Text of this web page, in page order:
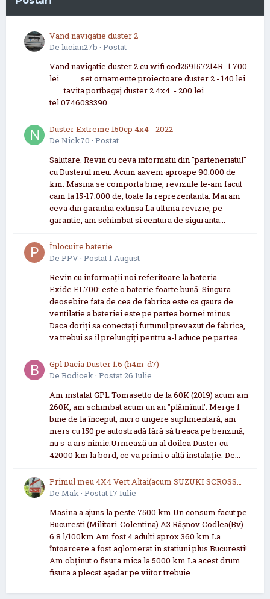
Vand navigatie duster 2
De lucian27b · Postat
Vand navigatie duster 2 cu wifi cod259157214R -1.700
lei set ornamente proiectoare duster 2 - 140 lei
tavita portbagaj duster 2 4x4 - 200 lei
tel.0746033390
Duster Extreme 150cp 4x4 - 2022
De Nick70 · Postat
Salutare. Revin cu ceva informatii din "parteneriatul"
cu Dusterul meu. Acum aavem aproape 90.000 de
km. Masina se comporta bine, reviziile le-am facut
cam la 15-17.000 de, toate la reprezentanta. Mai am
ceva din garantia extinsa La ultima revizie, pe
garantie, am schimbat si centura de siguranta...
Înlocuire baterie
De PPV · Postat1 August
Revin cu informații noi referitoare la bateria
Exide EL700: este o baterie foarte bună. Singura
deosebire fata de cea de fabrica este ca gaura de
ventilatie a bateriei este pe partea bornei minus.
Daca doriți sa conectați furtunul prevazut de fabrica,
va trebui sa il prelungiți pentru a-l aduce pe partea...
Gpl Dacia Duster 1.6 (h4m-d7)
De Bodicek· Postat26 Iulie
Am instalat GPL Tomasetto de la 60K (2019) acum am
260K, am schimbat acum un an "plămînul'. Merge f
bine de la început, nici o ungere suplimentară, am
mers cu 150 pe autostradă fără să treaca pe benzină,
nu s-a ars nimic.Urmează un al doilea Duster cu
42000 km la bord, ce va primi o altă instalație. De...
Primul meu 4X4 Vert Altai(acum SUZUKI SCROSS
2021 now 2026
De Mak· Postat17 Iulie
Masina a ajuns la peste 7500 km.Un consum facut pe
Bucuresti (Militari-Colentina) A3 Râșnov Codlea(Bv)
6.8 l/100km.Am fost 4 adulti aprox.360 km.La
întoarcere a fost aglomerat in statiuni plus Bucuresti!
Am obținut o fisura mica la 5000 km.La acest drum
fisura a plecat așadar pe viitor trebuie...